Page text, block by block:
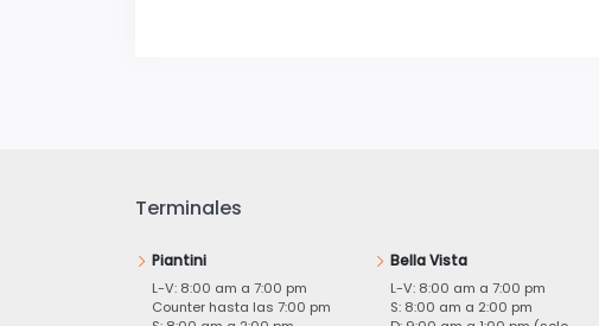
Terminales
Piantini
L-V: 8:00 am a 7:00 pm
Counter hasta las 7:00 pm
Bella Vista
L-V: 8:00 am a 7:00 pm
S: 8:00 am a 2:00 pm